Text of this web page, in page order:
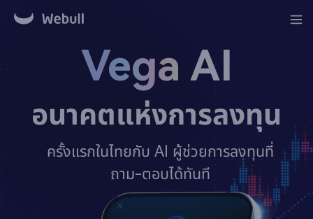
Vega AI
อนาคตแห่งการลงทุน
ครั้งแรกในไทยกับ AI ผู้ช่วยการลงทุนที่
ถาม-ตอบได้ทันที